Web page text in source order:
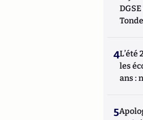
4L’été
les
ans :
5